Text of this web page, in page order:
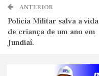
ANTERIOR
Polícia Militar salva a vida
de criança de um ano em
Jundiaí.